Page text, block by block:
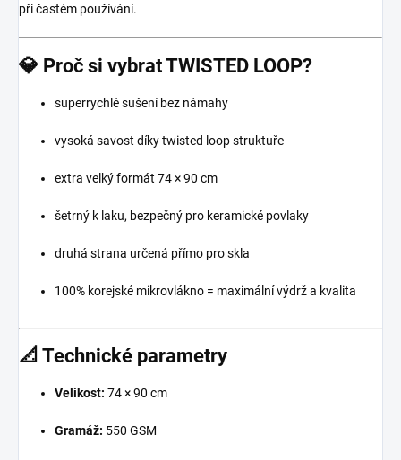
při častém používání.
💎 Proč si vybrat TWISTED LOOP?
superrychlé sušení bez námahy
vysoká savost díky twisted loop struktuře
extra velký formát 74 × 90 cm
šetrný k laku, bezpečný pro keramické povlaky
druhá strana určená přímo pro skla
100% korejské mikrovlákno = maximální výdrž a kvalita
📐 Technické parametry
Velikost: 74 × 90 cm
Gramáž: 550 GSM